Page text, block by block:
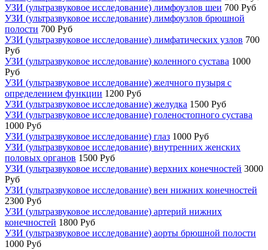
УЗИ (ультразвуковое исследование) лимфоузлов шеи 700 Руб
УЗИ (ультразвуковое исследование) лимфоузлов брюшной
полости 700 Руб
УЗИ (ультразвуковое исследование) лимфатических узлов 700
Руб
УЗИ (ультразвуковое исследование) коленного сустава 1000
Руб
УЗИ (ультразвуковое исследование) желчного пузыря с
определением функции 1200 Руб
УЗИ (ультразвуковое исследование) желудка 1500 Руб
УЗИ (ультразвуковое исследование) голеностопного сустава
1000 Руб
УЗИ (ультразвуковое исследование) глаз 1000 Руб
УЗИ (ультразвуковое исследование) внутренних женских
половых органов 1500 Руб
УЗИ (ультразвуковое исследование) верхних конечностей 3000
Руб
УЗИ (ультразвуковое исследование) вен нижних конечностей
2300 Руб
УЗИ (ультразвуковое исследование) артерий нижних
конечностей 1800 Руб
УЗИ (ультразвуковое исследование) аорты брюшной полости
1000 Руб